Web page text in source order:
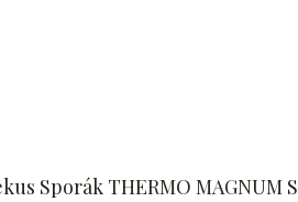
Sporák THERMO MAGNUM S